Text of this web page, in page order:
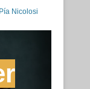
Nicolosi